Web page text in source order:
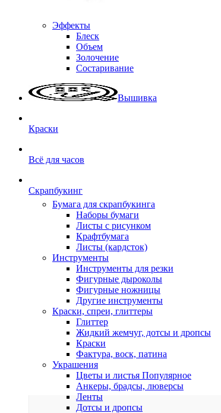
Эффекты
Блеск
Объем
Золочение
Состаривание
Вышивка
Краски
Всё для часов
Скрапбукинг
Бумага для скрапбукинга
Наборы бумаги
Листы с рисунком
Крафтбумага
Листы (кардсток)
Инструменты
Инструменты для резки
Фигурные дыроколы
Фигурные ножницы
Другие инструменты
Краски, спреи, глиттеры
Глиттер
Жидкий жемчуг, дотсы и дропсы
Краски
Фактура, воск, патина
Украшения
Цветы и листья Популярное
Анкеры, брадсы, люверсы
Ленты
Дотсы и дропсы